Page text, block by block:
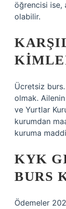
öğrencisi ise,
olabilir.
Ücretsiz burs.
olmak.
ve Yurtlar
kurumdan
kuruma
KYK
BURS
Ödemeler